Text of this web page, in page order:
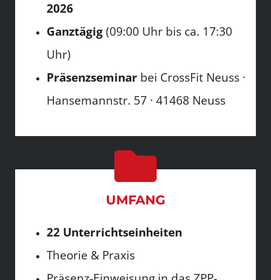
2026
Ganztägig(09:00 Uhr bis ca. 17:30
Uhr)
Präsenzseminarbei CrossFit Neuss ·
Hansemannstr. 57 · 41468 Neuss
UMFANG
22 Unterrichtseinheiten
Theorie & Praxis